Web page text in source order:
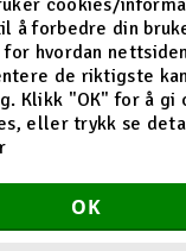
avanserte løsninger
for alvor endret
på 2000-tallet,
netthandel.
kunder fra hele
tidligere ofte bare
fortsatte selskapet
å forbedre din
hvordan
de riktigste
Klikk "OK" for å gi
eller trykk se
OK